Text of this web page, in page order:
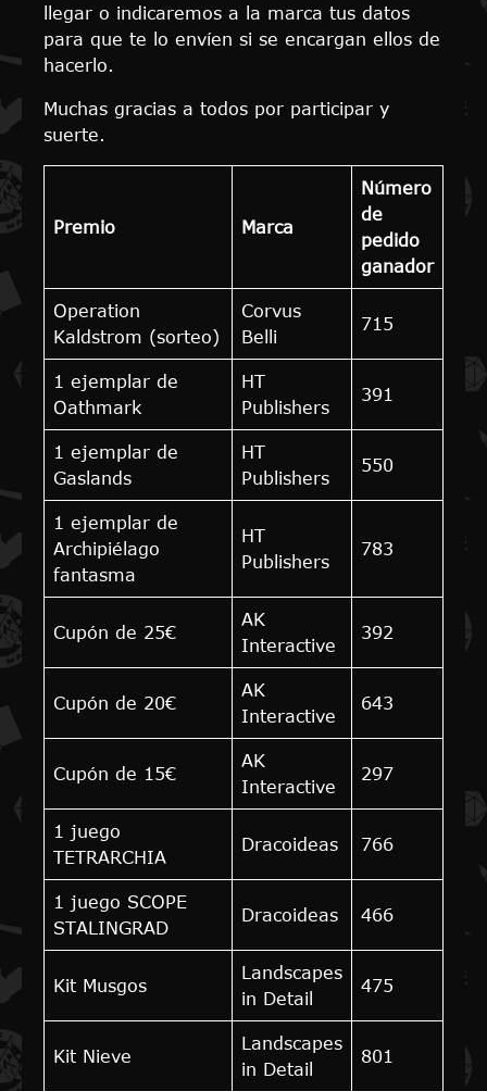
llegar o indicaremos a la marca tus datos
para que te lo envíen si se encargan ellos de
hacerlo.
Muchas gracias a todos por participar y
suerte.
Premio Marca
Número
de
pedido
ganador
Operation
Kaldstrom (sorteo)
Corvus
Belli
715
1 ejemplar de
Oathmark
HT
Publishers
391
1 ejemplar de
Gaslands
HT
Publishers
550
1 ejemplar de
Archipiélago
fantasma
HT
Publishers
783
Cupón de 25€
AK
Interactive
392
Cupón de 20€
AK
Interactive
643
Cupón de 15€
AK
Interactive
297
1 juego
TETRARCHIA
Dracoideas 766
1 juego SCOPE
STALINGRAD
Dracoideas 466
Kit Musgos
Landscapes
in Detail
475
Kit Nieve
Landscapes
in Detail
801